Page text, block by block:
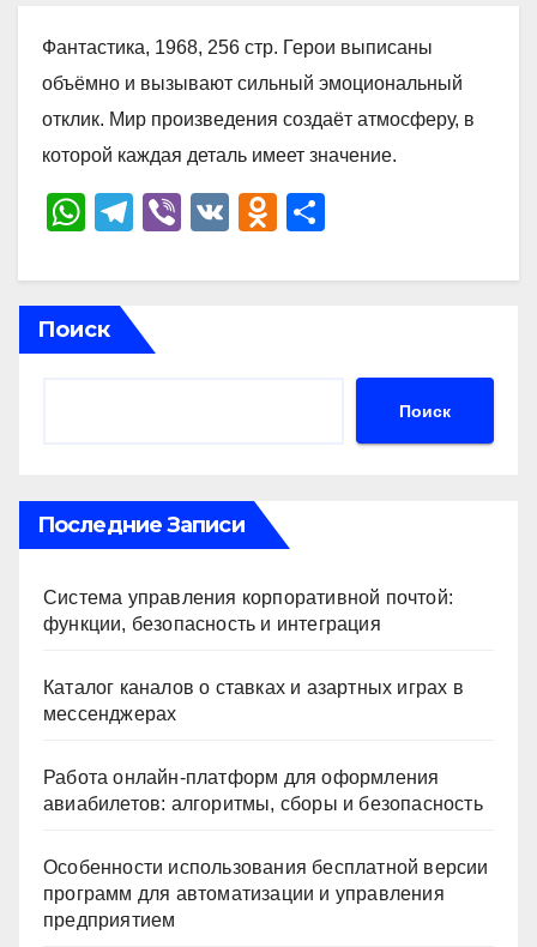
Фантастика, 1968, 256 стр. Герои выписаны
объёмно и вызывают сильный эмоциональный
отклик. Мир произведения создаёт атмосферу, в
которой каждая деталь имеет значение.
W
at
s
A
T
e
gr
a
Vi
er
V
O
n
р
ть
Поиск
Поиск
Последние Записи
Система управления корпоративной почтой:
функции, безопасность и интеграция
Каталог каналов о ставках и азартных играх в
мессенджерах
Работа онлайн‑платформ для оформления
авиабилетов: алгоритмы, сборы и безопасность
Особенности использования бесплатной версии
программ для автоматизации и управления
предприятием